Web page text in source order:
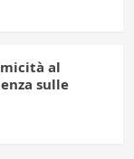
al
sulle